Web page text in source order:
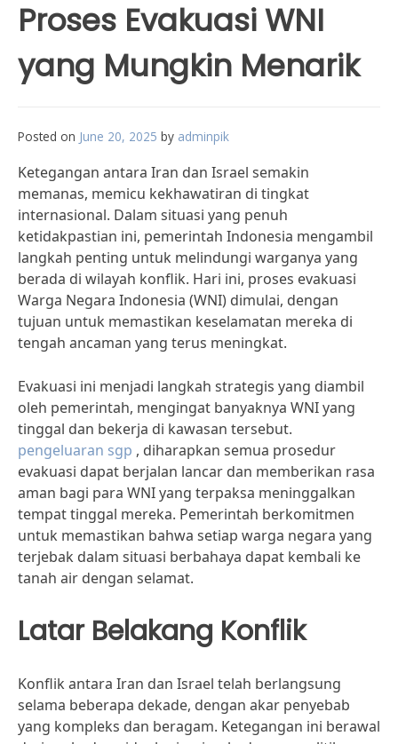
Proses Evakuasi WNI
yang Mungkin Menarik
Posted on June 20, 2025 by adminpik
Ketegangan antara Iran dan Israel semakin
memanas, memicu kekhawatiran di tingkat
internasional. Dalam situasi yang penuh
ketidakpastian ini, pemerintah Indonesia mengambil
langkah penting untuk melindungi warganya yang
berada di wilayah konflik. Hari ini, proses evakuasi
Warga Negara Indonesia (WNI) dimulai, dengan
tujuan untuk memastikan keselamatan mereka di
tengah ancaman yang terus meningkat.
Evakuasi ini menjadi langkah strategis yang diambil
oleh pemerintah, mengingat banyaknya WNI yang
tinggal dan bekerja di kawasan tersebut.
pengeluaran sgp , diharapkan semua prosedur
evakuasi dapat berjalan lancar dan memberikan rasa
aman bagi para WNI yang terpaksa meninggalkan
tempat tinggal mereka. Pemerintah berkomitmen
untuk memastikan bahwa setiap warga negara yang
terjebak dalam situasi berbahaya dapat kembali ke
tanah air dengan selamat.
Latar Belakang Konflik
Konflik antara Iran dan Israel telah berlangsung
selama beberapa dekade, dengan akar penyebab
yang kompleks dan beragam. Ketegangan ini berawal